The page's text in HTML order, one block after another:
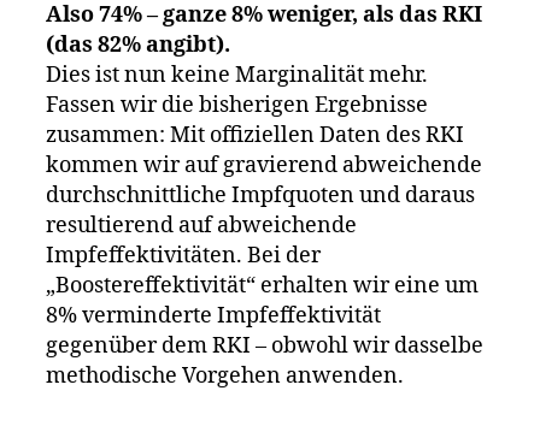
Also 74% – ganze 8% weniger, als das RKI
(das 82% angibt).
Dies ist nun keine Marginalität mehr.
Fassen wir die bisherigen Ergebnisse
zusammen: Mit offiziellen Daten des RKI
kommen wir auf gravierend abweichende
durchschnittliche Impfquoten und daraus
resultierend auf abweichende
Impfeffektivitäten. Bei der
„Boostereffektivität“ erhalten wir eine um
8% verminderte Impfeffektivität
gegenüber dem RKI – obwohl wir dasselbe
methodische Vorgehen anwenden.